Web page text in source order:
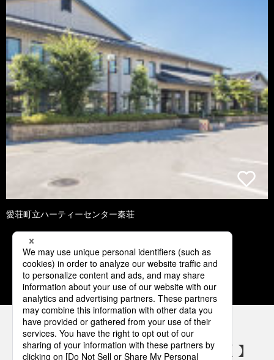
愛荘町立ハーティーセンター秦荘
3 4 5 6 7
パナソニックの電気設備 SNSアカウント